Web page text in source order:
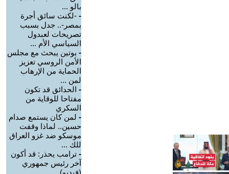
بالو ...
- -لكنت سائق أجرة
بمصر-.. جدل بسبب
تصريحات لعبدول
السياسي الأم ...
- بوتين يبحث مع مجلس
الأمن الروسي تعزيز
الحماية من الإرهاب
لمن ...
- الحدائق قد تكون
مفتاحا للوقاية من
السكري
- لمن كان يستمع صدام
حسين.. لماذا وقفت
موسكو ضد غزو العراق
للك ...
- ترامب يحذر: قد أكون
آخر رئيس جمهوري
(فيديو)